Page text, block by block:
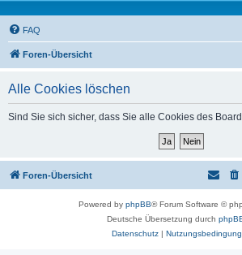
FAQ
Foren-Übersicht
Alle Cookies löschen
Sind Sie sich sicher, dass Sie alle Cookies des
Foren-Übersicht
Powered by phpBB® Forum Software ©
Deutsche Übersetzung durch
Datenschutz|